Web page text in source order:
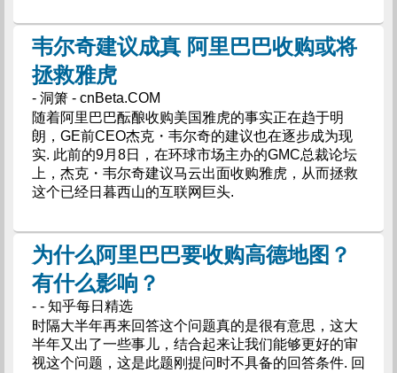
韦尔奇建议成真 阿里巴巴收购或将
拯救雅虎
- 洞箫 - cnBeta.COM
随着阿里巴巴酝酿收购美国雅虎的事实正在趋于明
朗，GE前CEO杰克・韦尔奇的建议也在逐步成为现
实. 此前的9月8日，在环球市场主办的GMC总裁论坛
上，杰克・韦尔奇建议马云出面收购雅虎，从而拯救
这个已经日暮西山的互联网巨头.
为什么阿里巴巴要收购高德地图？
有什么影响？
- - 知乎每日精选
时隔大半年再来回答这个问题真的是很有意思，这大
半年又出了一些事儿，结合起来让我们能够更好的审
视这个问题，这是此题刚提问时不具备的回答条件. 回